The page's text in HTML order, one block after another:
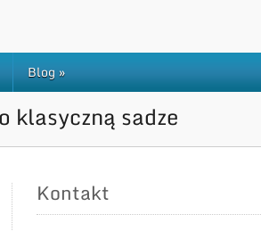
Blog»
klasyczną sadze
Kontakt